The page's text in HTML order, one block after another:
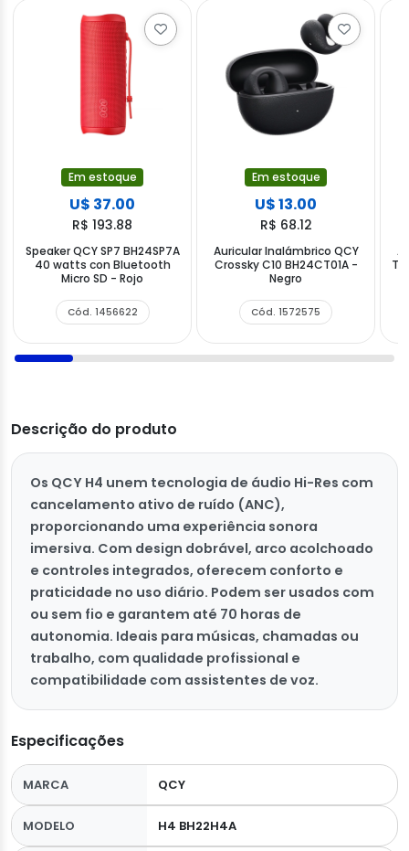
Em estoque
U$ 37.00
R$ 193.88
Speaker QCY SP7 BH24SP7A
40 watts con Bluetooth
Micro SD - Rojo
Cód. 1456622
Em estoque
U$ 13.00
R$ 68.12
Auricular Inalámbrico QCY
Crossky C10 BH24CT01A -
Negro
Cód. 1572575
Descrição do produto
Os QCY H4 unem tecnologia de áudio Hi-Res com
cancelamento ativo de ruído (ANC),
proporcionando uma experiência sonora
imersiva. Com design dobrável, arco acolchoado
e controles integrados, oferecem conforto e
praticidade no uso diário. Podem ser usados com
ou sem fio e garantem até 70 horas de
autonomia. Ideais para músicas, chamadas ou
trabalho, com qualidade profissional e
compatibilidade com assistentes de voz.
Especificações
MARCA QCY
MODELO H4 BH22H4A